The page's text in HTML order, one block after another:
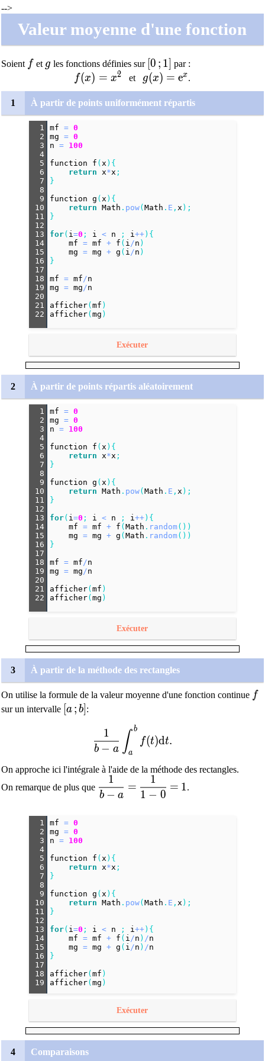
-->
Valeur moyenne d'une fonction
Soient ff et g
g les fonctions définies sur [0\,;1]
0 ; 1 par :
f(x)=x^2
f(x) = x2 et g(x)=\text{e}^x
g(x) = ex.
1 À partir de points uniformément répartis
1 mf = 0
2
mg = 0
3
n =
100
4
5
function f ( x ){
6
return x*x ;
7
}
8
9
function g ( x ){
10
return Math . pow( Math . E , x );
11
}
12
13
for( i=0 ; i < n ; i++){
14
mf = mf + f ( i/n )
15
mg = mg + g ( i/n )
16
}
17
18
mf = mf/n
19
mg = mg/n
20
21
afficher( mf )
22
afficher( mg )
Exécuter
2 À partir de points répartis aléatoirement
1 mf = 0
2
mg = 0
3
n =
100
4
5
function f ( x ){
6
return x*x ;
7
}
8
9
function g ( x ){
10
return Math . pow( Math . E , x );
11
}
12
13
for( i=0 ; i < n ; i++){
14
mf = mf + f ( Math . random())
15
mg = mg + g ( Math . random())
16
}
17
18
mf = mf/n
19
mg = mg/n
20
21
afficher( mf )
22
afficher( mg )
Exécuter
3 À partir de la méthode des rectangles
On utilise la formule de la valeur moyenne d'une fonction continue ff
sur un intervalle [a\,;b]
a ; b :
\dfrac{1}{b-a}\int_a^b
b − a
1 ∫a
b
f(t)dt.
On approche ici l'intégrale à l'aide de la méthode des rectangles.
On remarque de plus que
\dfrac{1}{b-a}
b − a
1
=
\dfrac{1}{1-0}
1 − 0
1
= 1
1.
1 mf = 0
2
mg = 0
3
n =
100
4
5
function f ( x ){
6
return x*x ;
7
}
8
9
function g ( x ){
10
return Math . pow( Math . E , x );
11
}
12
13
for( i=0 ; i < n ; i++){
14
mf = mf + f ( i/n ) /n
15
mg = mg + g ( i/n ) /n
16
}
17
18
afficher( mf )
19
afficher( mg )
Exécuter
4 Comparaisons